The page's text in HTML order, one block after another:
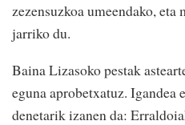
zezensuzkoa umeendako,
jarriko du.
Baina Lizasoko pestak
eguna aprobetxatuz. Igandea
denetarik izanen da: